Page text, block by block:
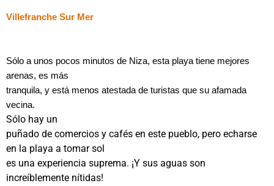
Villefranche Sur Mer
Sólo a unos pocos minutos de Niza, esta playa tiene mejores
arenas, es más
tranquila, y está menos atestada de turistas que su afamada
vecina.
Sólo hay un
puñado de comercios y cafés en este pueblo, pero echarse
en la playa a tomar sol
es una experiencia suprema. ¡Y sus aguas son
increíblemente nítidas!